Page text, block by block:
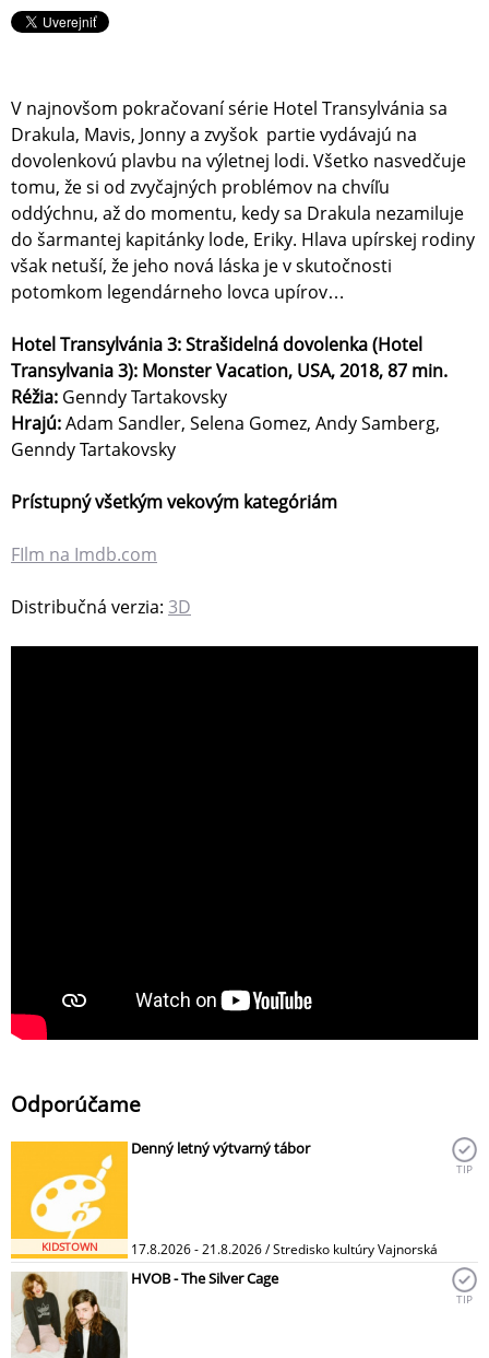
V najnovšom pokračovaní série Hotel Transylvánia sa
Drakula, Mavis, Jonny a zvyšok partie vydávajú na
dovolenkovú plavbu na výletnej lodi. Všetko nasvedčuje
tomu, že si od zvyčajných problémov na chvíľu
oddýchnu, až do momentu, kedy sa Drakula nezamiluje
do šarmantej kapitánky lode, Eriky. Hlava upírskej rodiny
však netuší, že jeho nová láska je v skutočnosti
potomkom legendárneho lovca upírov…
Hotel Transylvánia 3: Strašidelná dovolenka (Hotel
Transylvania 3): Monster Vacation, USA, 2018, 87 min.
Réžia: Genndy Tartakovsky
Hrajú:Adam Sandler, Selena Gomez, Andy Samberg,
Genndy Tartakovsky
Prístupný všetkým vekovým kategóriám
FIlm na Imdb.com
Distribučná verzia: 3D
Odporúčame
KIDSTOWN
Denný letný výtvarný tábor
17.8.2026 - 21.8.2026 / Stredisko kultúry Vajnorská
TIP
HVOB - The Silver Cage
TIP